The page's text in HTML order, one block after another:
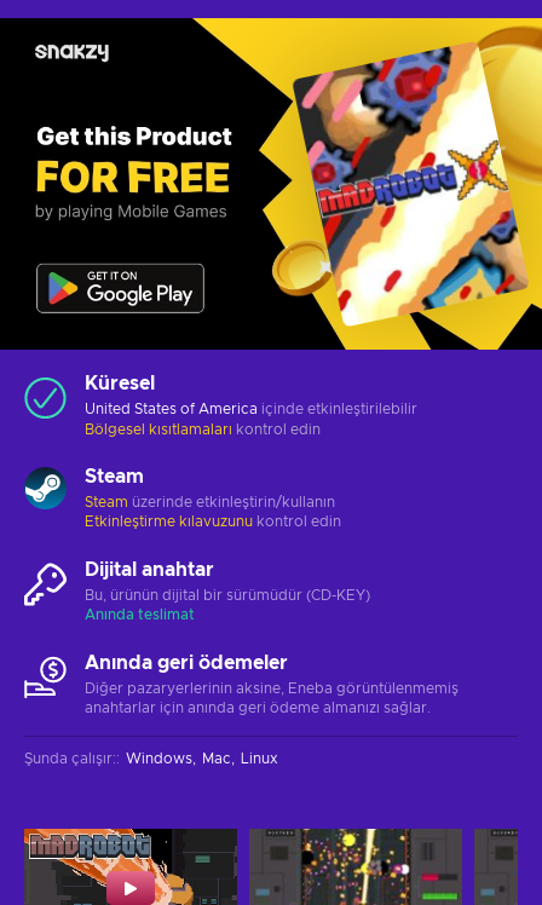
Küresel
United States of America içinde etkinleştirilebilir
Bölgesel kısıtlamaları kontrol edin
Steam
Steam üzerinde etkinleştirin/kullanın
Etkinleştirme kılavuzunu kontrol edin
Dijital anahtar
Bu, ürünün dijital bir sürümüdür (CD-KEY)
Anında teslimat
Anında geri ödemeler
Diğer pazaryerlerinin aksine, Eneba görüntülenmemiş
anahtarlar için anında geri ödeme almanızı sağlar.
Şunda çalışır:: Windows Mac Linux